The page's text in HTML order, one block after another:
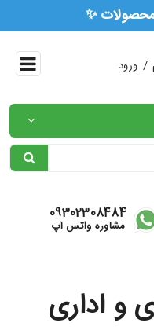
/ ورود
09302308484
مشاوره واتس آپ
و اداری